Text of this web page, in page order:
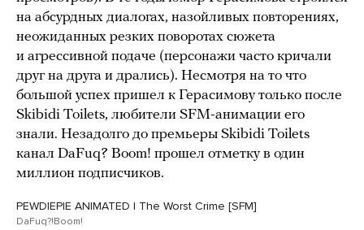
на абсурдных диалогах, назойливых повторениях,
неожиданных резких поворотах сюжета
и агрессивной подаче (персонажи часто кричали
друг на друга и дрались). Несмотря на то что
большой успех пришел к Герасимову только после
Skibidi Toilets, любители SFM-анимации его
знали. Незадолго до премьеры Skibidi Toilets
канал DaFuq? Boom! прошел отметку в один
миллион подписчиков.
PEWDIEPIE ANIMATED | The Worst Crime [SFM]
DaFuq?!Boom!